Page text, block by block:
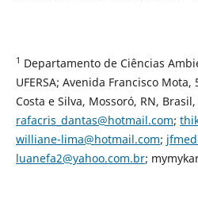
1 Departamento de Ciências
UFERSA; Avenida Francisco
Costa e Silva, Mossoró, RN,
rafacris_dantas@hotmail.com;
williane-lima@hotmail.com;
luanefa2@yahoo.com.br;